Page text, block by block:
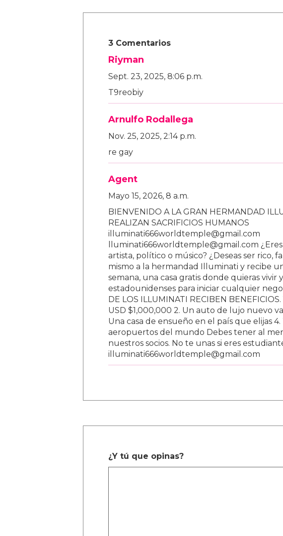
3 Comentarios
Riyman
Sept. 23, 2025, 8:06 p.m.
T9reobiy
Arnulfo Rodallega
Nov. 25, 2025, 2:14 p.m.
re gay
Agent
Mayo 15, 2026, 8 a.m.
BIENVENIDO A LA GRAN HERMANDAD
REALIZAN SACRIFICIOS HUMANOS
illuminati666worldtemple@gmail.com
lluminati666worldtemple@gmail.com
artista, político o músico? ¿Deseas ser rico,
mismo a la hermandad Illuminati y recibe
semana, una casa gratis donde quieras
estadounidenses para iniciar cualquier
DE LOS ILLUMINATI RECIBEN
USD $1,000,000 2. Un auto de lujo nuevo
Una casa de ensueño en el país que elijas
aeropuertos del mundo Debes tener al
nuestros socios. No te unas si eres
illuminati666worldtemple@gmail.com
¿Y tú que opinas?